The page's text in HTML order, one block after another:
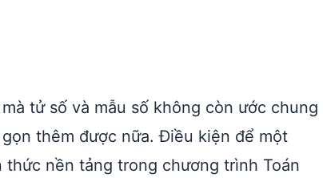
tử số và mẫu số không còn ước chung
thêm được nữa. Điều kiện để một
nền tảng trong chương trình Toán